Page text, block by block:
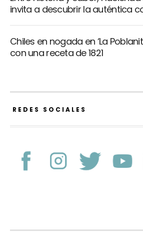
invita a descubrir la auténtica
Chiles en nogada en ‘La
con una receta de 1821
REDES SOCIALES